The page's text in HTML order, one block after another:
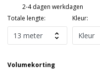
2-4 dagen werkdagen
Totale lengte:
Kleur:
Volumekorting